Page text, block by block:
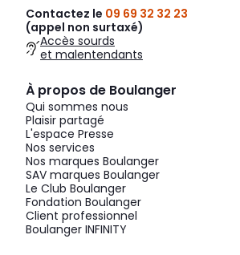
Contactez le 09 69 32 32 23
(appel non surtaxé)
Accès sourds
et malentendants
À propos de Boulanger
Qui sommes nous
Plaisir partagé
L'espace Presse
Nos services
Nos marques Boulanger
SAV marques Boulanger
Le Club Boulanger
Fondation Boulanger
Client professionnel
Boulanger INFINITY